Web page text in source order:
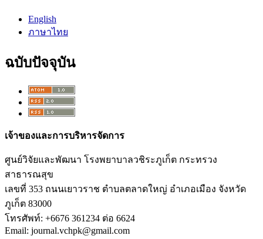
English
ภาษาไทย
ฉบับปัจจุบัน
เจ้าของและการบริหารจัดการ
ศูนย์วิจัยและพัฒนา โรงพยาบาลวชิระภูเก็ต กระทรวง
สาธารณสุข
เลขที่ 353 ถนนเยาวราช ตำบลตลาดใหญ่ อำเภอเมือง จังหวัด
ภูเก็ต 83000
โทรศัพท์: +6676 361234 ต่อ 6624
Email: journal.vchpk@gmail.com